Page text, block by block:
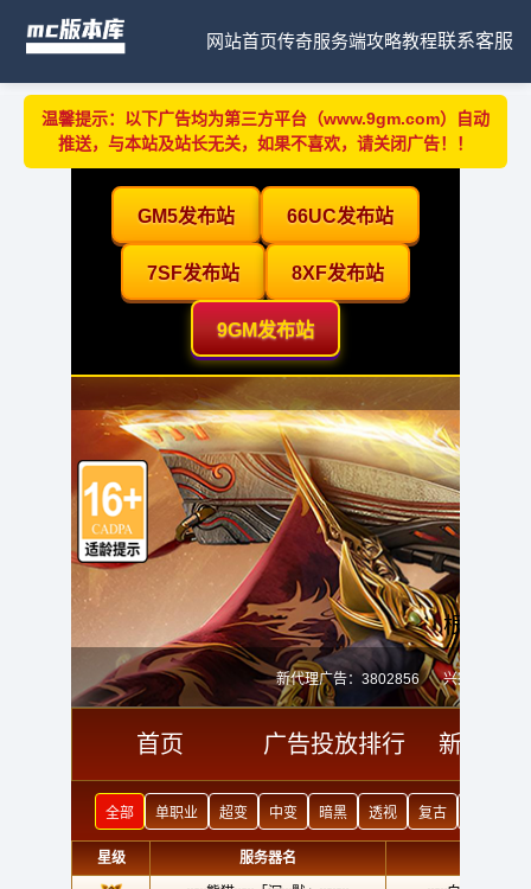
网站首页传奇服务端攻略教程联系客服
温馨提示：以下广告均为第三方平台（www.9gm.com）自动
推送，与本站及站长无关，如果不喜欢，请关闭广告！！